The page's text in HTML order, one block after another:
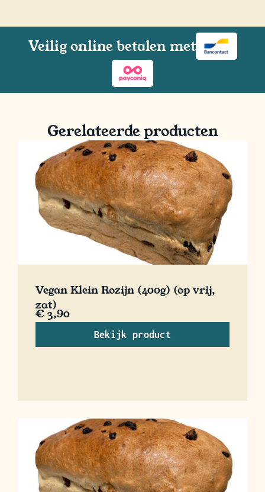
Veilig online betalen met
Gerelateerde producten
Vegan Klein Rozijn (400g) (op vrij,
zat)
€3,90
Bekijk product